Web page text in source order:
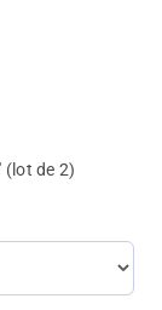
(lot de 2)